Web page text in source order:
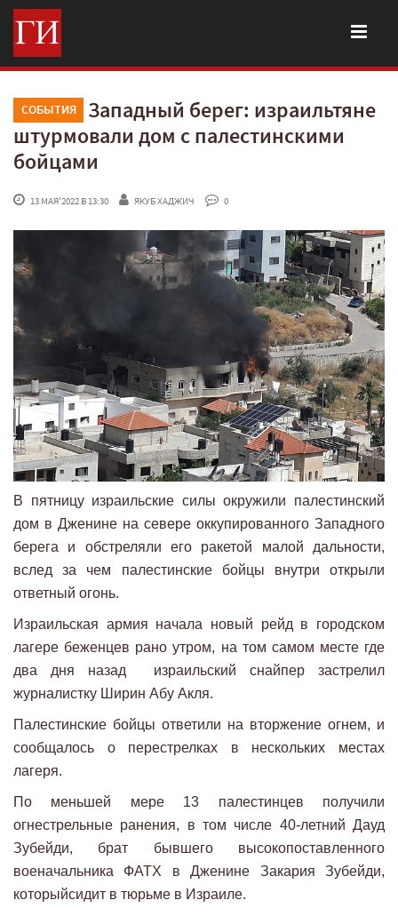
СОБЫТИЯ
Западный берег: израильтяне
штурмовали дом с палестинскими
бойцами
13 МАЯ'2022 В 13:30 ЯКУБ ХАДЖИЧ 0
В пятницу израильские силы окружили палестинский
дом в Дженине на севере оккупированного Западного
берега и обстреляли его ракетой малой дальности,
вслед за чем палестинские бойцы внутри открыли
ответный огонь.
Израильская армия начала новый рейд в городском
лагере беженцев рано утром, на том самом месте где
два дня назад израильский снайпер застрелил
журналистку Ширин Абу Акля.
Палестинские бойцы ответили на вторжение огнем, и
сообщалось о перестрелках в нескольких местах
лагеря.
По меньшей мере 13 палестинцев получили
огнестрельные ранения, в том числе 40-летний Дауд
Зубейди, брат бывшего высокопоставленного
военачальника ФАТХ в Дженине Закария Зубейди,
которыйсидит в тюрьме в Израиле.